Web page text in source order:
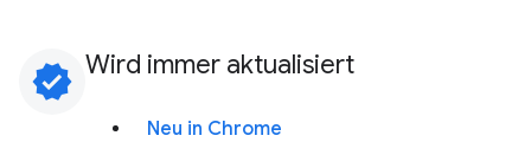
verified Wird immer aktualisiert
Neu in Chrome